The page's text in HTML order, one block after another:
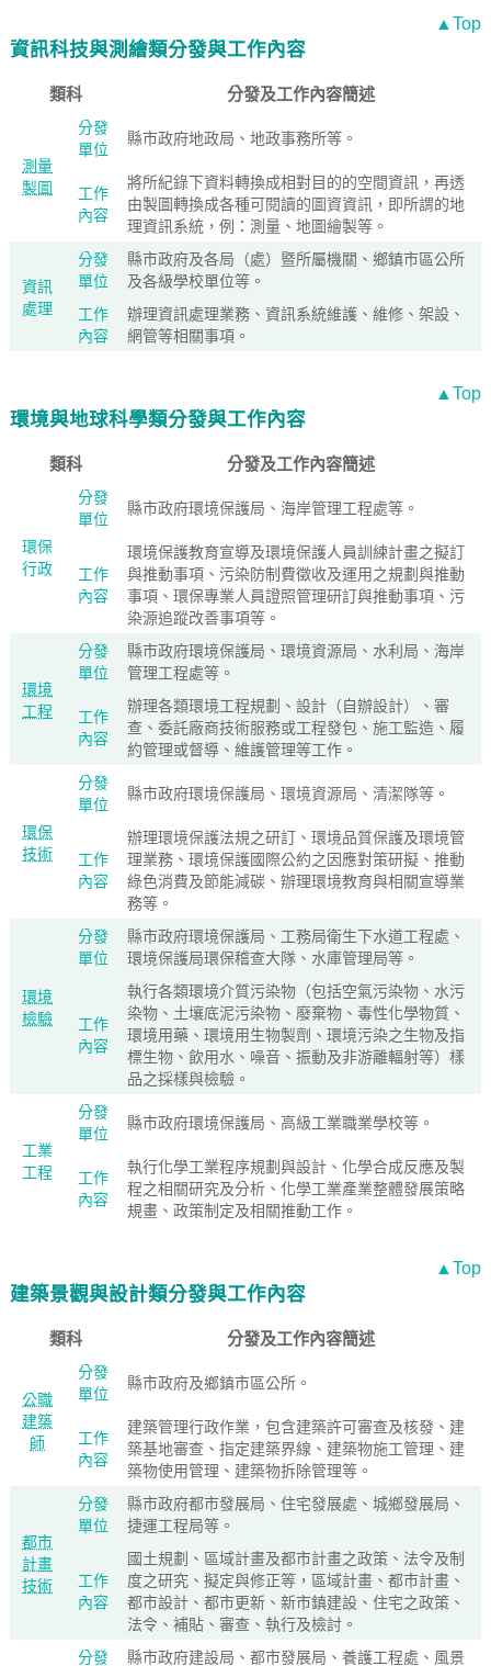
▲Top
資訊科技與測繪類分發與工作內容
類科 分發及工作內容簡述
測量
製圖
分發
單位
縣市政府地政局、地政事務所等。
工作
內容
將所紀錄下資料轉換成相對目的的空間資訊，再透
由製圖轉換成各種可閱讀的圖資資訊，即所謂的地
理資訊系統，例：測量、地圖繪製等。
資訊
處理
分發
單位
縣市政府及各局（處）暨所屬機關、鄉鎮市區公所
及各級學校單位等。
工作
內容
辦理資訊處理業務、資訊系統維護、維修、架設、
網管等相關事項。
▲Top
環境與地球科學類分發與工作內容
類科 分發及工作內容簡述
環保
行政
分發
單位
縣市政府環境保護局、海岸管理工程處等。
工作
內容
環境保護教育宣導及環境保護人員訓練計畫之擬訂
與推動事項、污染防制費徵收及運用之規劃與推動
事項、環保專業人員證照管理研訂與推動事項、污
染源追蹤改善事項等。
環境
工程
分發
單位
縣市政府環境保護局、環境資源局、水利局、海岸
管理工程處等。
工作
內容
辦理各類環境工程規劃、設計（自辦設計）、審
查、委託廠商技術服務或工程發包、施工監造、履
約管理或督導、維護管理等工作。
環保
技術
分發
單位
縣市政府環境保護局、環境資源局、清潔隊等。
工作
內容
辦理環境保護法規之研訂、環境品質保護及環境管
理業務、環境保護國際公約之因應對策研擬、推動
綠色消費及節能減碳、辦理環境教育與相關宣導業
務等。
環境
檢驗
分發
單位
縣市政府環境保護局、工務局衛生下水道工程處、
環境保護局環保稽查大隊、水庫管理局等。
工作
內容
執行各類環境介質污染物（包括空氣污染物、水污
染物、土壤底泥污染物、廢棄物、毒性化學物質、
環境用藥、環境用生物製劑、環境污染之生物及指
標生物、飲用水、噪音、振動及非游離輻射等）樣
品之採樣與檢驗。
工業
工程
分發
單位
縣市政府環境保護局、高級工業職業學校等。
工作
內容
執行化學工業程序規劃與設計、化學合成反應及製
程之相關研究及分析、化學工業產業整體發展策略
規畫、政策制定及相關推動工作。
▲Top
建築景觀與設計類分發與工作內容
類科 分發及工作內容簡述
公職
建築
師
分發
單位
縣市政府及鄉鎮市區公所。
工作
內容
建築管理行政作業，包含建築許可審查及核發、建
築基地審查、指定建築界線、建築物施工管理、建
築物使用管理、建築物拆除管理等。
都市
計畫
技術
分發
單位
縣市政府都市發展局、住宅發展處、城鄉發展局、
捷運工程局等。
工作
內容
國土規劃、區域計畫及都市計畫之政策、法令及制
度之研究、擬定與修正等，區域計畫、都市計畫、
都市設計、都市更新、新市鎮建設、住宅之政策、
法令、補貼、審查、執行及檢討。
分發
縣市政府建設局、都市發展局、養護工程處、風景